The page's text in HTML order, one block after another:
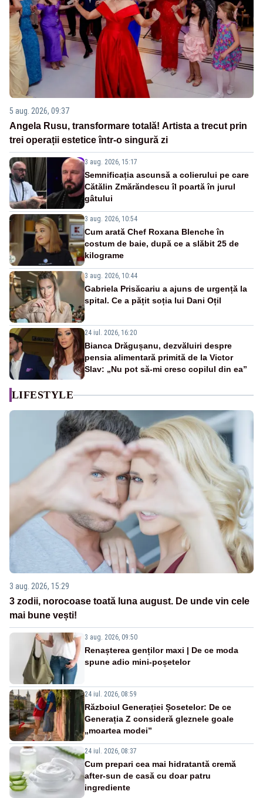
5 aug. 2026, 09:37
Angela Rusu, transformare totală! Artista a trecut prin
trei operații estetice într-o singură zi
3 aug. 2026, 15:17
Semnificația ascunsă a colierului pe care
Cătălin Zmărăndescu îl poartă în jurul
gâtului
3 aug. 2026, 10:54
Cum arată Chef Roxana Blenche în
costum de baie, după ce a slăbit 25 de
kilograme
3 aug. 2026, 10:44
Gabriela Prisăcariu a ajuns de urgență la
spital. Ce a pățit soția lui Dani Oțil
24 iul. 2026, 16:20
Bianca Drăgușanu, dezvăluiri despre
pensia alimentară primită de la Victor
Slav: „Nu pot să-mi cresc copilul din ea”
LIFESTYLE
3 aug. 2026, 15:29
3 zodii, norocoase toată luna august. De unde vin cele
mai bune vești!
3 aug. 2026, 09:50
Renașterea genților maxi | De ce moda
spune adio mini-poșetelor
24 iul. 2026, 08:59
Războiul Generației Șosetelor: De ce
Generația Z consideră gleznele goale
„moartea modei”
24 iul. 2026, 08:37
Cum prepari cea mai hidratantă cremă
after-sun de casă cu doar patru
ingrediente